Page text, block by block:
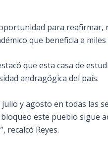
para
que beneficia a
que esta casa de
andragógica del país.
y agosto en todas las
este pueblo sigue
recalcó Reyes.